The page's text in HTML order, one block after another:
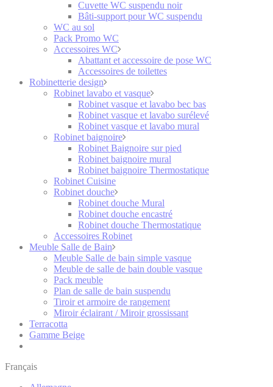
Cuvette WC suspendu noir
Bâti-support pour WC suspendu
WC au sol
Pack Promo WC
Accessoires WC
Abattant et accessoire de pose WC
Accessoires de toilettes
Robinetterie design
Robinet lavabo et vasque
Robinet vasque et lavabo bec bas
Robinet vasque et lavabo surélevé
Robinet vasque et lavabo mural
Robinet baignoire
Robinet Baignoire sur pied
Robinet baignoire mural
Robinet baignoire Thermostatique
Robinet Cuisine
Robinet douche
Robinet douche Mural
Robinet douche encastré
Robinet douche Thermostatique
Accessoires Robinet
Meuble Salle de Bain
Meuble Salle de bain simple vasque
Meuble de salle de bain double vasque
Pack meuble
Plan de salle de bain suspendu
Tiroir et armoire de rangement
Miroir éclairant / Miroir grossissant
Terracotta
Gamme Beige
Français